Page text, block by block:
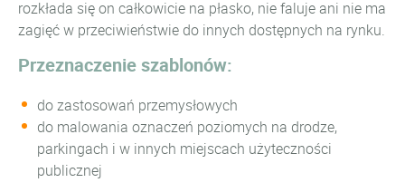
rozkłada się on całkowicie na płasko, nie faluje ani nie ma
zagięć w przeciwieństwie do innych dostępnych na rynku.
Przeznaczenie szablonów:
do zastosowań przemysłowych
do malowania oznaczeń poziomych na drodze,
parkingach i w innych miejscach użyteczności
publicznej